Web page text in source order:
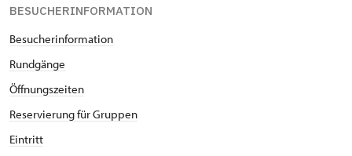
* Freier Eintritt nur für den
BESUCHERINFORMATION
Besucherinformation
Rundgänge
Öffnungszeiten
Reservierung für Gruppen
Eintritt